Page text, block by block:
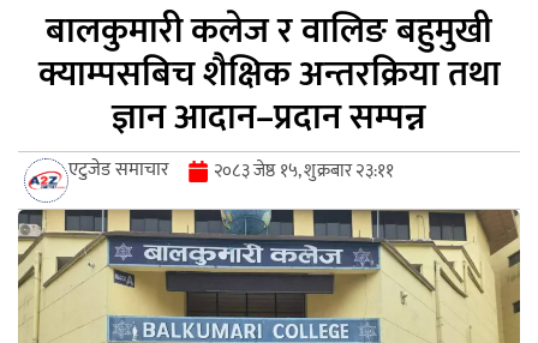
बालकुमारी कलेज र वालिङ बहुमुखी
क्याम्पसबिच शैक्षिक अन्तरक्रिया तथा
ज्ञान आदान–प्रदान सम्पन्न
एटुजेड समाचार २०८३ जेष्ठ १५, शुक्रबार २३:११